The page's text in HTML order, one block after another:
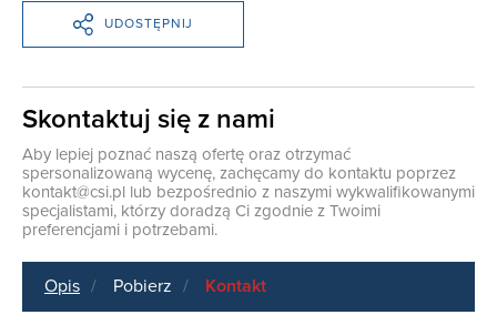
UDOSTĘPNIJ
Skontaktuj się z nami
Aby lepiej poznać naszą ofertę oraz otrzymać
spersonalizowaną wycenę, zachęcamy do kontaktu poprzez
kontakt@csi.pl lub bezpośrednio z naszymi wykwalifikowanymi
specjalistami, którzy doradzą Ci zgodnie z Twoimi
preferencjami i potrzebami.
Opis Pobierz Kontakt